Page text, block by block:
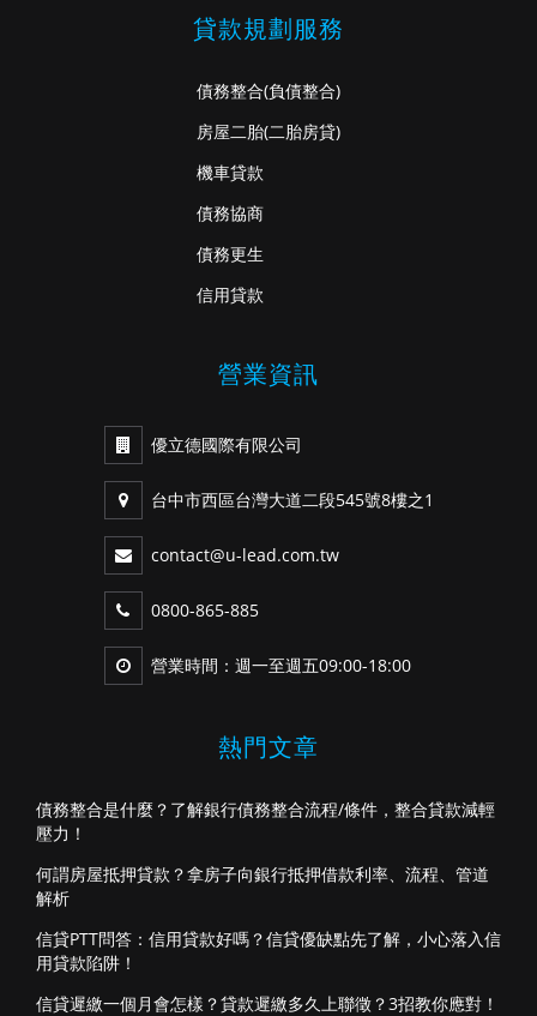
貸款規劃服務
債務整合(負債整合)
房屋二胎(二胎房貸)
機車貸款
債務協商
債務更生
信用貸款
營業資訊
優立德國際有限公司
台中市西區台灣大道二段545號8樓之1
contact@u-lead.com.tw
0800-865-885
營業時間：週一至週五09:00-18:00
熱門文章
債務整合是什麼？了解銀行債務整合流程/條件，整合貸款減輕
壓力！
何謂房屋抵押貸款？拿房子向銀行抵押借款利率、流程、管道
解析
信貸PTT問答：信用貸款好嗎？信貸優缺點先了解，小心落入信
用貸款陷阱！
信貸遲繳一個月會怎樣？貸款遲繳多久上聯徵？3招教你應對！